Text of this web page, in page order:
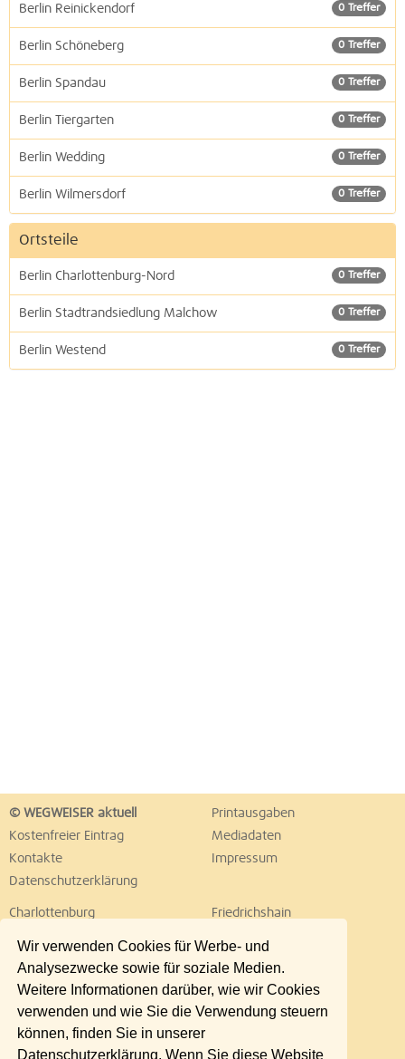
Wir verwenden Cookies für Werbe- und
Analysezwecke sowie für soziale Medien.
Weitere Informationen darüber, wie wir Cookies
verwenden und wie Sie die Verwendung steuern
können, finden Sie in unserer
Datenschutzerklärung. Wenn Sie diese Website
0 Treffer
Berlin Reinickendorf
0 Treffer
Berlin Schöneberg
0 Treffer
Berlin Spandau
0 Treffer
Berlin Tiergarten
0 Treffer
Berlin Wedding
0 Treffer
Berlin Wilmersdorf
Ortsteile
0 Treffer
Berlin Charlottenburg-Nord
0 Treffer
Berlin Stadtrandsiedlung Malchow
0 Treffer
Berlin Westend
© WEGWEISER aktuell
Printausgaben
Kostenfreier Eintrag
Mediadaten
Kontakte
Impressum
Datenschutzerklärung
Charlottenburg
Friedrichshain
Lichtenberg
Marzahn
Neukölln
Pankow
Reinickendorf
Schöneberg